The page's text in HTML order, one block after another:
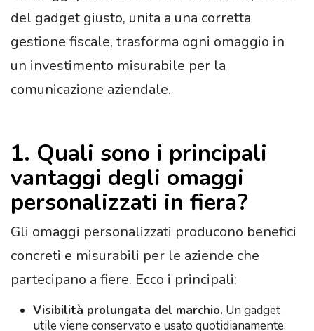
del gadget giusto, unita a una corretta
gestione fiscale, trasforma ogni omaggio in
un investimento misurabile per la
comunicazione aziendale.
1. Quali sono i principali
vantaggi degli omaggi
personalizzati in fiera?
Gli omaggi personalizzati producono benefici
concreti e misurabili per le aziende che
partecipano a fiere. Ecco i principali:
Visibilità prolungata del marchio. Un gadget
utile viene conservato e usato quotidianamente.